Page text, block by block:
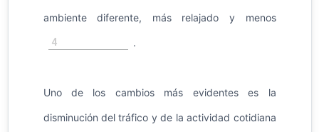
ambiente diferente, más relajado y menos
4 .
Uno de los cambios más evidentes es la
disminución del tráfico y de la actividad cotidiana